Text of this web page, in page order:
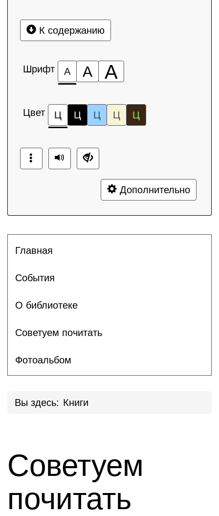
К содержанию
Шрифт А А А
Цвет Ц Ц Ц Ц Ц
Дополнительно
Главная
События
О библиотеке
Советуем почитать
Фотоальбом
Вы здесь: Книги
Советуем
почитать